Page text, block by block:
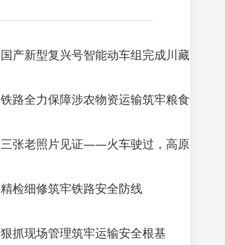
国产新型复兴号智能动车组完成川藏高原
铁路全力保障涉农物资运输筑牢粮食安全
三张老照片见证——火车驶过，高原变了
精检细修筑牢铁路安全防线
狠抓现场管理筑牢运输安全根基